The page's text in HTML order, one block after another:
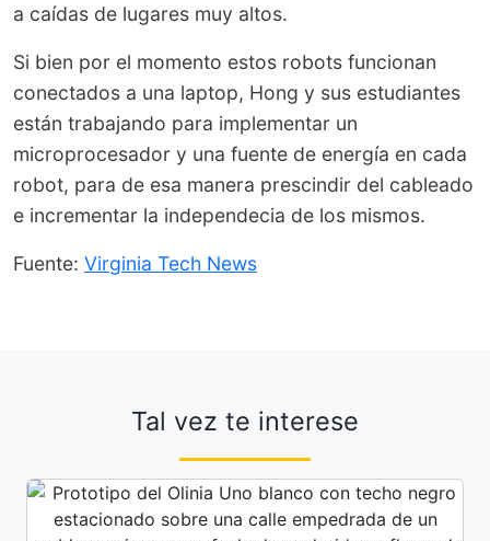
a caídas de lugares muy altos.
Si bien por el momento estos robots funcionan
conectados a una laptop, Hong y sus estudiantes
están trabajando para implementar un
microprocesador y una fuente de energía en cada
robot, para de esa manera prescindir del cableado
e incrementar la independecia de los mismos.
Fuente: Virginia Tech News
Tal vez te interese